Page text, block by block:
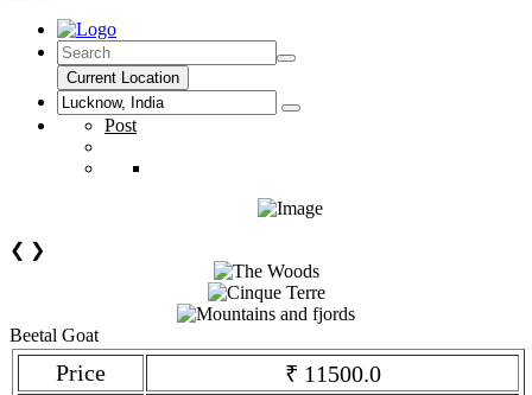
Current Location
Post
❮ ❯
Beetal Goat
Price
₹ 11500.0